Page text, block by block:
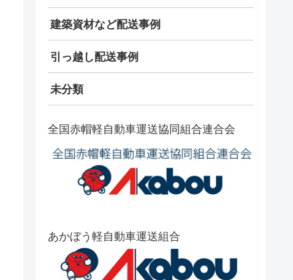
建築資材など配送事例
引っ越し配送事例
未分類
全国赤帽軽自動車運送協同組合連合会
あかぼう軽自動車運送組合